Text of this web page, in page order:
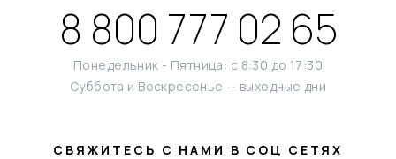
8 800 777 02 65
Понедельник - Пятница: с 8:30 до 17:30
Суббота и Воскресенье — выходные дни
СВЯЖИТЕСЬ С НАМИ В СОЦ СЕТЯХ